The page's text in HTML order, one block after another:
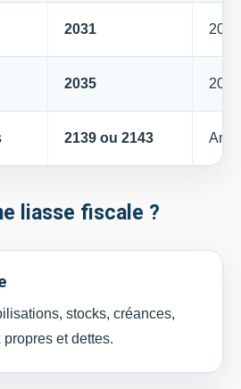
2031
2035
2139 ou 2143
liasse fiscale ?
stocks, créances,
et dettes.